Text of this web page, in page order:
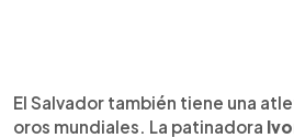
El Salvador también tiene una
oros mundiales. La patinadora